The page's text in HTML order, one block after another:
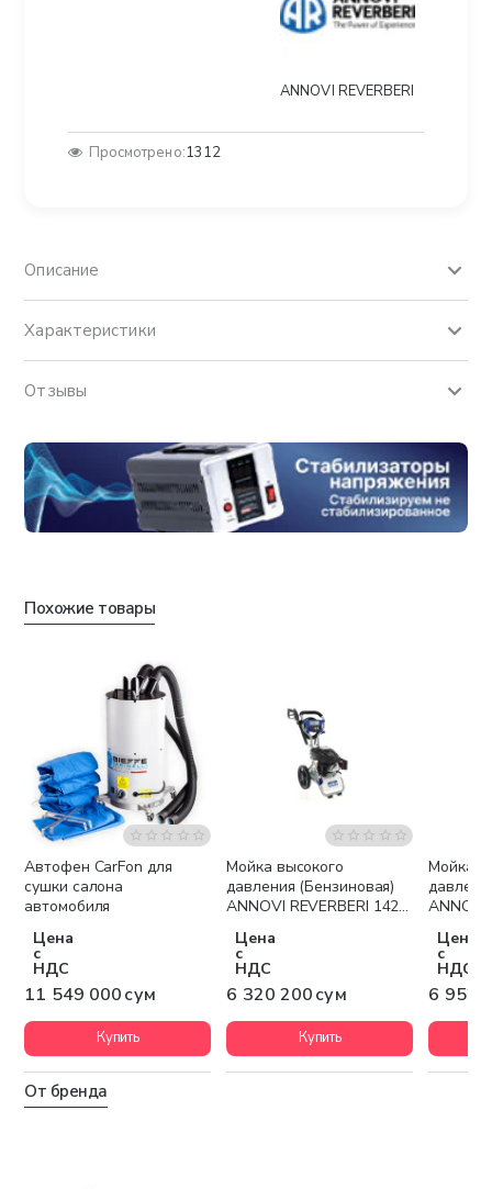
ANNOVI REVERBERI
Просмотрено:1312
Описание
Характеристики
Отзывы
Похожие товары
Бесплатная доставка
Автофен CarFon для
сушки салона
автомобиля
Цена
с
НДС
11 549 000 сум
Купить
Бесплатная доставка
Мойка высокого
давления (Бензиновая)
ANNOVI REVERBERI 1425
Цена
с
НДС
6 320 200 сум
Купить
Мойка
ANNOVI
Цена
с
НДС
6 952
От бренда